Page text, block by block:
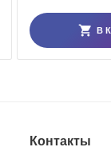
В
Контакты